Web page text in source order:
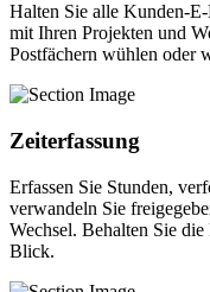
Halten Sie alle Kunden-
mit Ihren Projekten und
Postfächern wühlen oder
Zeiterfassung
Erfassen Sie Stunden,
verwandeln Sie
Wechsel. Behalten Sie
Blick.